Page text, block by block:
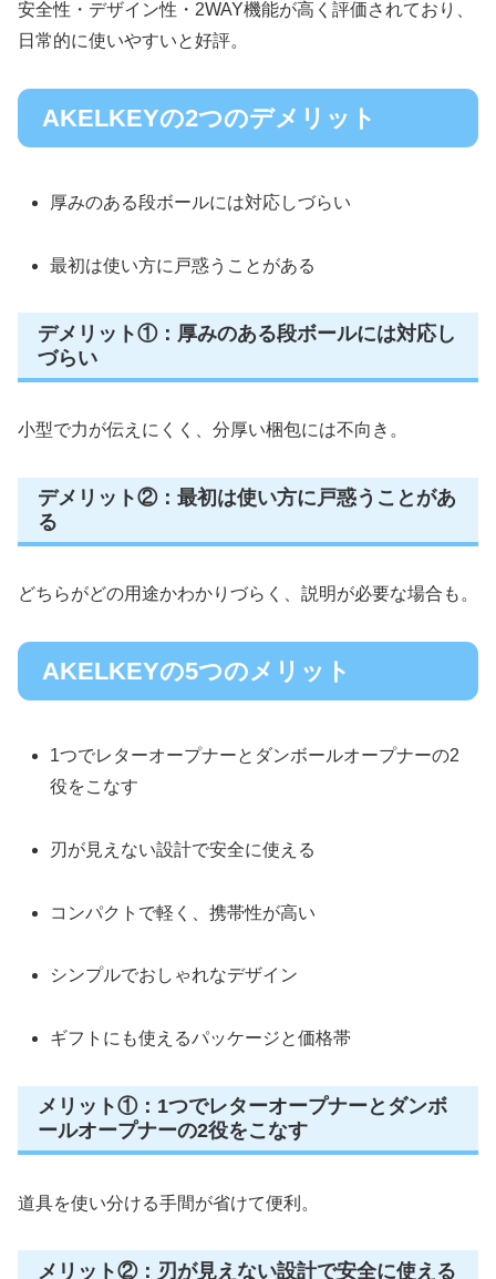
安全性・デザイン性・2WAY機能が高く評価されており、
日常的に使いやすいと好評。
AKELKEYの2つのデメリット
厚みのある段ボールには対応しづらい
最初は使い方に戸惑うことがある
デメリット①：厚みのある段ボールには対応し
づらい
小型で力が伝えにくく、分厚い梱包には不向き。
デメリット②：最初は使い方に戸惑うことがあ
る
どちらがどの用途かわかりづらく、説明が必要な場合も。
AKELKEYの5つのメリット
1つでレターオープナーとダンボールオープナーの2
役をこなす
刃が見えない設計で安全に使える
コンパクトで軽く、携帯性が高い
シンプルでおしゃれなデザイン
ギフトにも使えるパッケージと価格帯
メリット①：1つでレターオープナーとダンボ
ールオープナーの2役をこなす
道具を使い分ける手間が省けて便利。
メリット②：刃が見えない設計で安全に使える